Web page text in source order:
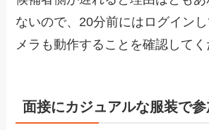
ないので、20分前にはログイン
メラも動作することを確認してく
面接にカジュアルな服装で